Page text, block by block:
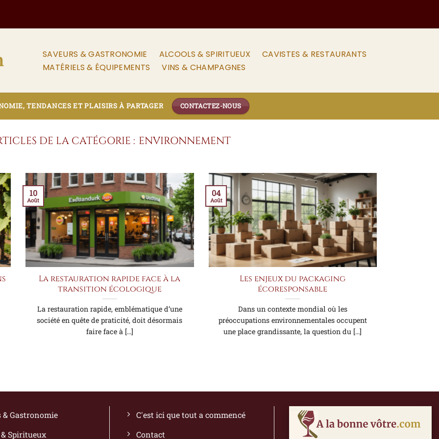
SAVEURS & GASTRONOMIE ALCOOLS & SPIRITUEUX
CAVISTES & RESTAURANTS
MATÉRIELS & ÉQUIPEMENTS
VINS & CHAMPAGNES
TENDANCES ET PLAISIRS À PARTAGER CONTACTEZ-NOUS
ENVIRONNEMENT
La restauration rapide face à la
transition écologique
La restauration rapide, emblématique d’une
société en quête de praticité, doit désormais
faire face à [...]
10
Août
Les enjeux du packaging
écoresponsable
Dans un contexte mondial où les
préoccupations environnementales occupent
une place grandissante, la question du [...]
04
Août
& Gastronomie
Spiritueux
C'est ici que tout a commencé
Contact